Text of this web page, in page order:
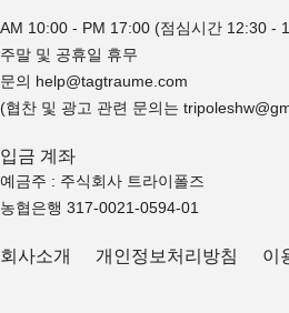
AM 10:00 - PM 17:00 (점심시간 12:30 -
주말 및 공휴일 휴무
문의 help@tagtraume.com
(협찬 및 광고 관련 문의는
입금 계좌
예금주 : 주식회사 트라이폴즈
농협은행 317-0021-0594-01
회사소개 개인정보처리방침 이